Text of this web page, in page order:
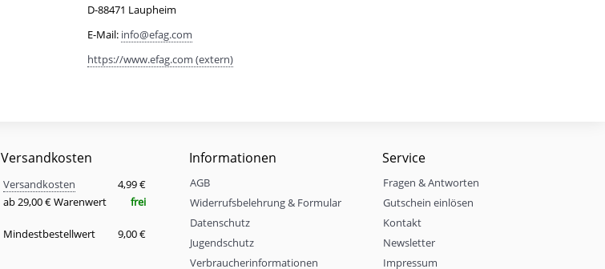
D-88471 Laupheim
E-Mail: info@efag.com
https://www.efag.com (extern)
Versandkosten
Versandkosten
Eigenschaft Wert
Versandkosten
4,99 €
ab 29,00 € Warenwert
frei
Mindestbestellwert 9,00 €
Informationen
AGB
Widerrufsbelehrung & Formular
Datenschutz
Jugendschutz
Verbraucherinformationen
Service
Fragen & Antworten
Gutschein einlösen
Kontakt
Newsletter
Impressum